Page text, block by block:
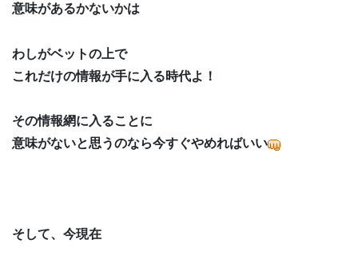
意味があるかないかは
わしがベットの上で
これだけの情報が手に入る時代よ！
その情報網に入ることに
意味がないと思うのなら今すぐやめればいい
そして、今現在